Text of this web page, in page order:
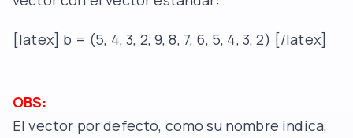
[latex] b = (5, 4, 3, 2, 9, 8, 7, 6, 5, 4, 3, 2) [/latex]
OBS:
El vector por defecto, como su nombre indica,